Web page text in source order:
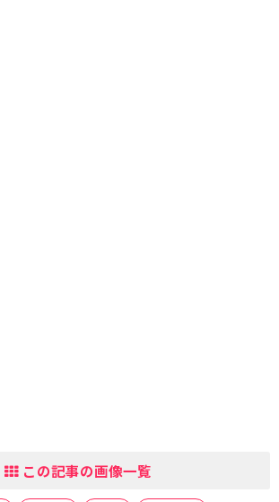
この記事の画像一覧